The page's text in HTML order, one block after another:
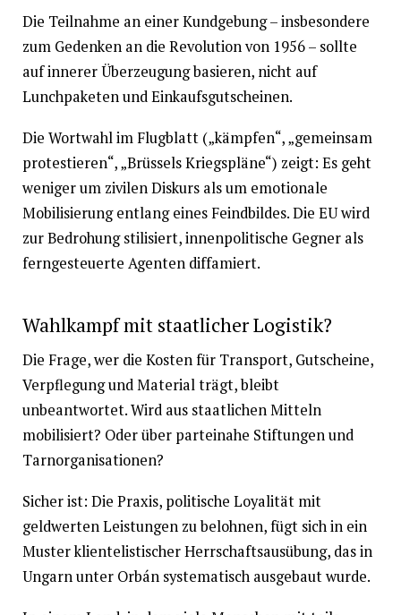
Die Teilnahme an einer Kundgebung – insbesondere
zum Gedenken an die Revolution von 1956 – sollte
auf innerer Überzeugung basieren, nicht auf
Lunchpaketen und Einkaufsgutscheinen.
Die Wortwahl im Flugblatt („kämpfen“, „gemeinsam
protestieren“, „Brüssels Kriegspläne“) zeigt: Es geht
weniger um zivilen Diskurs als um emotionale
Mobilisierung entlang eines Feindbildes. Die EU wird
zur Bedrohung stilisiert, innenpolitische Gegner als
ferngesteuerte Agenten diffamiert.
Wahlkampf mit staatlicher Logistik?
Die Frage, wer die Kosten für Transport, Gutscheine,
Verpflegung und Material trägt, bleibt
unbeantwortet. Wird aus staatlichen Mitteln
mobilisiert? Oder über parteinahe Stiftungen und
Tarnorganisationen?
Sicher ist: Die Praxis, politische Loyalität mit
geldwerten Leistungen zu belohnen, fügt sich in ein
Muster klientelistischer Herrschaftsausübung, das in
Ungarn unter Orbán systematisch ausgebaut wurde.